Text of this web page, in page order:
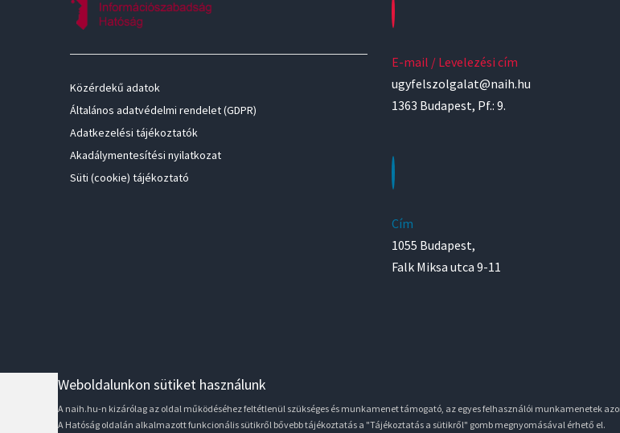
Közérdekű adatok
Általános adatvédelmi rendelet (GDPR)
Adatkezelési tájékoztatók
Akadálymentesítési nyilatkozat
Süti (cookie) tájékoztató
E-mail / Levelezési cím
ugyfelszolgalat@naih.hu
1363 Budapest, Pf.: 9.
Cím
1055 Budapest,
Falk Miksa utca 9-11
Weboldalunkon sütiket használunk
A naih.hu-n kizárólag az oldal működéséhez feltétlenül szükséges és munkamenet támogató, az egyes felhasználói munkamenetek
A Hatóság oldalán alkalmazott funkcionális sütikről bővebb tájékoztatás a "Tájékoztatás a sütikről" gomb megnyomásával érhető el.